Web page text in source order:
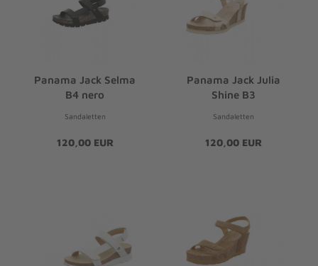
Panama Jack Selma
B4 nero
Sandaletten
120,00 EUR
Panama Jack Julia
Shine B3
Sandaletten
120,00 EUR